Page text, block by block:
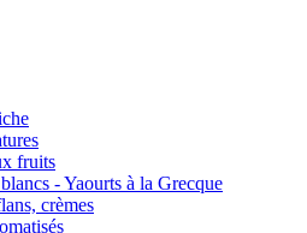
fruits
- Yaourts à la Grecque
crèmes